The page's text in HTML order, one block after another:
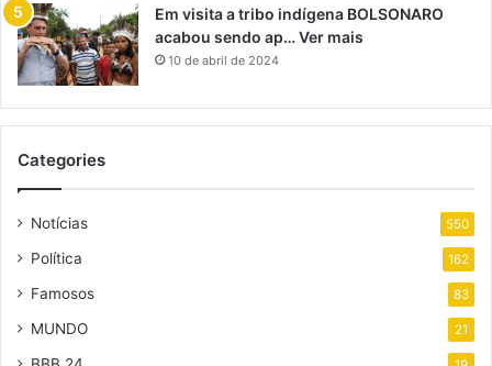
Em visita a tribo indígena BOLSONARO
acabou sendo ap… Ver mais
10 de abril de 2024
Categories
Notícias 550
Política 162
Famosos 83
MUNDO 21